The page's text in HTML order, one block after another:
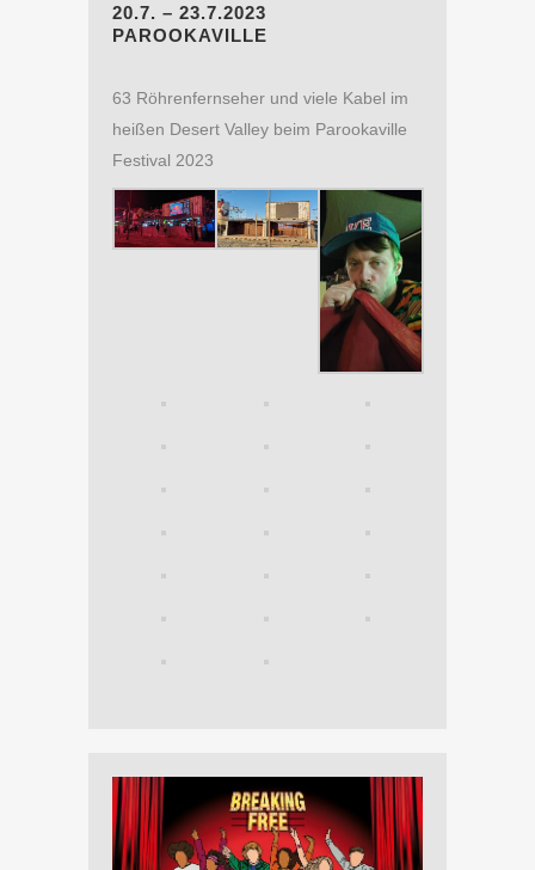
20.7. – 23.7.2023
PAROOKAVILLE
63 Röhrenfernseher und viele Kabel im
heißen Desert Valley beim Parookaville
Festival 2023